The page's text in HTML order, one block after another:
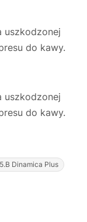
uszkodzonej
do kawy.
uszkodzonej
do kawy.
Dinamica Plus